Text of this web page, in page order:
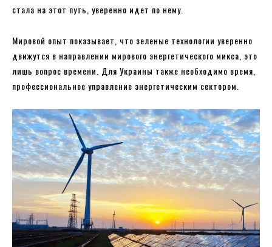
стала на этот путь, уверенно идет по нему.
Мировой опыт показывает, что зеленые технологии уверенно
движутся в направлении мирового энергетического микса, это
лишь вопрос времени. Для Украины также необходимо время,
профессиональное управление энергетическим сектором.